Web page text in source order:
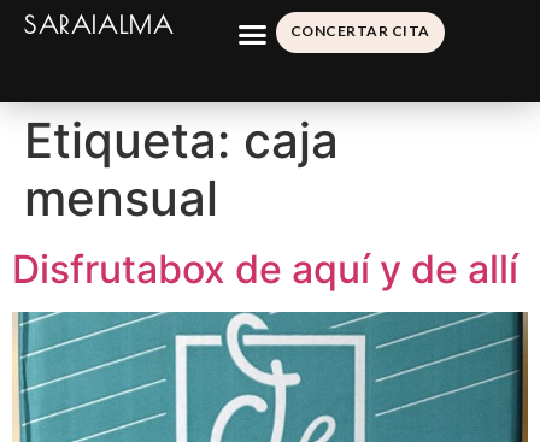
SARAIALMA CONCERTAR CITA
Etiqueta: caja
mensual
Disfrutabox de aquí y de allí